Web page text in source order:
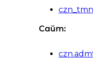
Сайт: